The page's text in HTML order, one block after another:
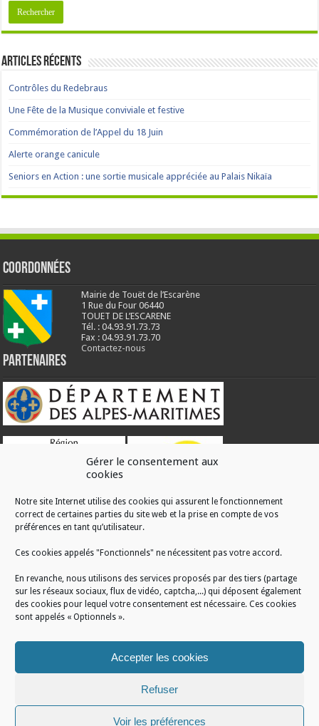
Gérer le consentement aux
cookies
Notre site Internet utilise des cookies qui assurent le fonctionnement
correct de certaines parties du site web et la prise en compte de vos
préférences en tant qu’utilisateur.
Ces cookies appelés "Fonctionnels" ne nécessitent pas votre accord.
En revanche, nous utilisons des services proposés par des tiers (partage
sur les réseaux sociaux, flux de vidéo, captcha,...) qui déposent également
des cookies pour lequel votre consentement est nécessaire. Ces cookies
sont appelés « Optionnels ».
Accepter les cookies
Refuser
Voir les préférences
Articles récents
Contrôles du Redebraus
Une Fête de la Musique conviviale et festive
Commémoration de l’Appel du 18 Juin
Alerte orange canicule
Seniors en Action : une sortie musicale appréciée au Palais Nikaïa
Coordonnées
Mairie de Touët de l’Escarène
1 Rue du Four 06440
TOUET DE L’ESCARENE
Tél. : 04.93.91.73.73
Fax : 04.93.91.73.70
Contactez-nous
Partenaires
RÉALISATION